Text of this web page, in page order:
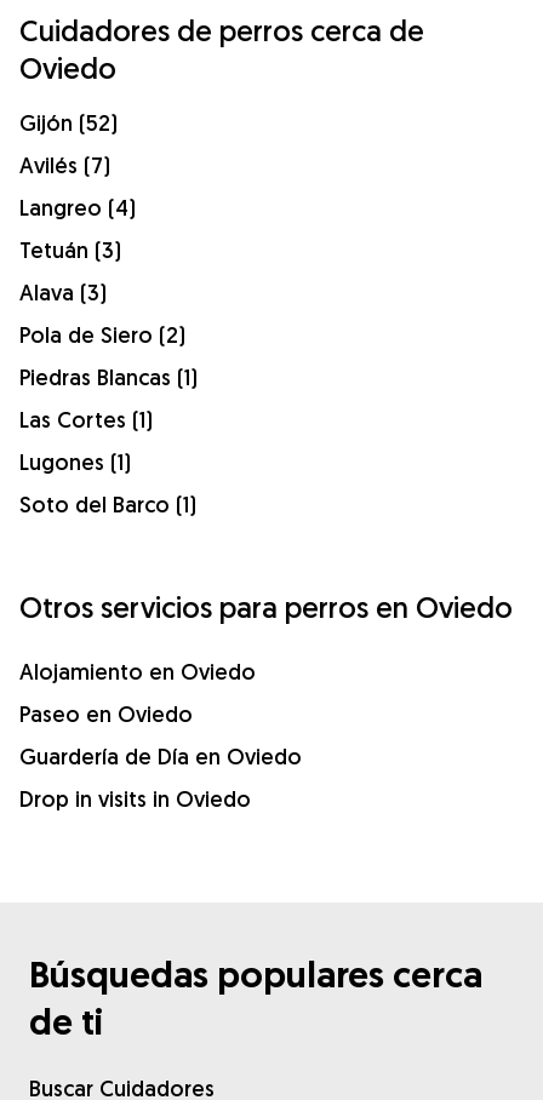
Cuidadores de perros cerca de
Oviedo
Gijón (52)
Avilés (7)
Langreo (4)
Tetuán (3)
Alava (3)
Pola de Siero (2)
Piedras Blancas (1)
Las Cortes (1)
Lugones (1)
Soto del Barco (1)
Otros servicios para perros en Oviedo
Alojamiento en Oviedo
Paseo en Oviedo
Guardería de Día en Oviedo
Drop in visits in Oviedo
Búsquedas populares cerca
de ti
Buscar Cuidadores